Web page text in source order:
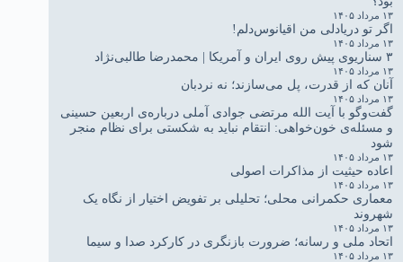
۱۳ مرداد ۱۴۰۵
اگر تو دریادلی من اقیانوس‌دلم!
۱۳ مرداد ۱۴۰۵
۳ سناریوی پیش روی ایران و آمریکا | محمدرضا طالبی‌نژاد
۱۳ مرداد ۱۴۰۵
آنان که از قدرت، پل می‌سازند؛ نه نردبان
۱۳ مرداد ۱۴۰۵
گفت‌وگو با آیت الله مرتضی جوادی آملی درباره‌ی اربعین حسینی
و مسئله‌ی خون‌خواهی: انتقام نباید به شکستی برای نظام منجر
شود
۱۳ مرداد ۱۴۰۵
اعاده حیثیت از مذاکرات اصولی
۱۳ مرداد ۱۴۰۵
معماری حکمرانی محلی؛ تحلیلی بر تفویض اختیار از نگاه یک
شهروند
۱۳ مرداد ۱۴۰۵
اتحاد ملی و رسانه؛ ضرورت بازنگری در کارکرد صدا و سیما
۱۳ مرداد ۱۴۰۵